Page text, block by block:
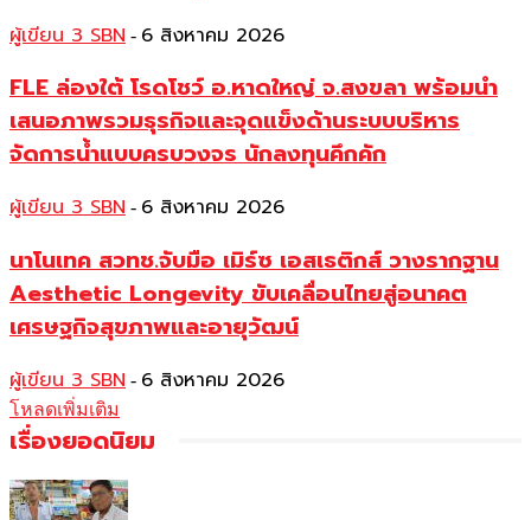
ผู้เขียน 3 SBN - 6 สิงหาคม 2026
FLE ล่องใต้ โรดโชว์ อ.หาดใหญ่ จ.สงขลา พร้อมนำ
เสนอภาพรวมธุรกิจและจุดแข็งด้านระบบบริหาร
จัดการน้ำแบบครบวงจร นักลงทุนคึกคัก
ผู้เขียน 3 SBN - 6 สิงหาคม 2026
นาโนเทค สวทช.จับมือ เมิร์ซ เอสเธติกส์ วางรากฐาน
Aesthetic Longevity ขับเคลื่อนไทยสู่อนาคต
เศรษฐกิจสุขภาพและอายุวัฒน์
ผู้เขียน 3 SBN - 6 สิงหาคม 2026
โหลดเพิ่มเติม
เรื่องยอดนิยม